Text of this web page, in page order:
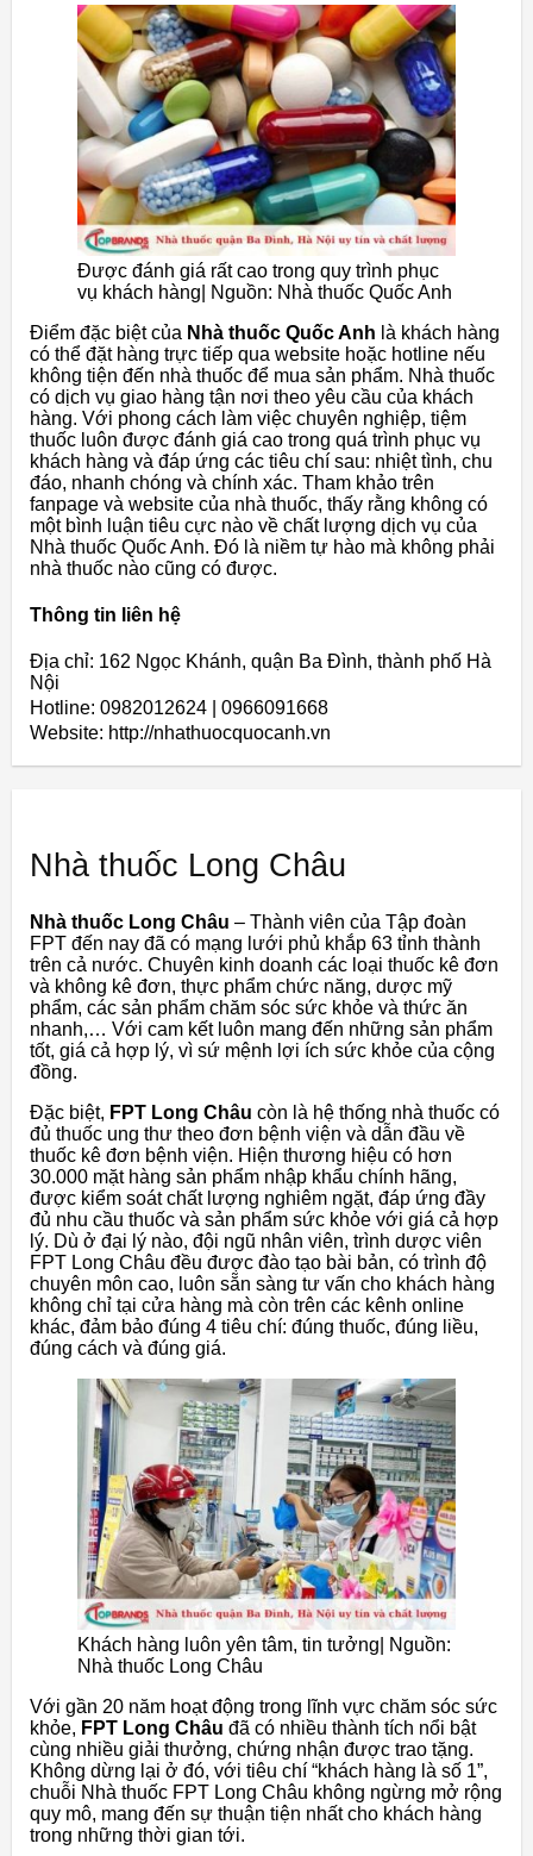
Được đánh giá rất cao trong quy trình phục
vụ khách hàng| Nguồn: Nhà thuốc Quốc Anh
Điểm đặc biệt của Nhà thuốc Quốc Anh là khách hàng
có thể đặt hàng trực tiếp qua website hoặc hotline nếu
không tiện đến nhà thuốc để mua sản phẩm. Nhà thuốc
có dịch vụ giao hàng tận nơi theo yêu cầu của khách
hàng. Với phong cách làm việc chuyên nghiệp, tiệm
thuốc luôn được đánh giá cao trong quá trình phục vụ
khách hàng và đáp ứng các tiêu chí sau: nhiệt tình, chu
đáo, nhanh chóng và chính xác. Tham khảo trên
fanpage và website của nhà thuốc, thấy rằng không có
một bình luận tiêu cực nào về chất lượng dịch vụ của
Nhà thuốc Quốc Anh. Đó là niềm tự hào mà không phải
nhà thuốc nào cũng có được.
Thông tin liên hệ
Địa chỉ: 162 Ngọc Khánh, quận Ba Đình, thành phố Hà
Nội
Hotline: 0982012624 | 0966091668
Website: http://nhathuocquocanh.vn
Nhà thuốc Long Châu
Nhà thuốc Long Châu – Thành viên của Tập đoàn
FPT đến nay đã có mạng lưới phủ khắp 63 tỉnh thành
trên cả nước. Chuyên kinh doanh các loại thuốc kê đơn
và không kê đơn, thực phẩm chức năng, dược mỹ
phẩm, các sản phẩm chăm sóc sức khỏe và thức ăn
nhanh,… Với cam kết luôn mang đến những sản phẩm
tốt, giá cả hợp lý, vì sứ mệnh lợi ích sức khỏe của cộng
đồng.
Đặc biệt, FPT Long Châu còn là hệ thống nhà thuốc có
đủ thuốc ung thư theo đơn bệnh viện và dẫn đầu về
thuốc kê đơn bệnh viện. Hiện thương hiệu có hơn
30.000 mặt hàng sản phẩm nhập khẩu chính hãng,
được kiểm soát chất lượng nghiêm ngặt, đáp ứng đầy
đủ nhu cầu thuốc và sản phẩm sức khỏe với giá cả hợp
lý. Dù ở đại lý nào, đội ngũ nhân viên, trình dược viên
FPT Long Châu đều được đào tạo bài bản, có trình độ
chuyên môn cao, luôn sẵn sàng tư vấn cho khách hàng
không chỉ tại cửa hàng mà còn trên các kênh online
khác, đảm bảo đúng 4 tiêu chí: đúng thuốc, đúng liều,
đúng cách và đúng giá.
Khách hàng luôn yên tâm, tin tưởng| Nguồn:
Nhà thuốc Long Châu
Với gần 20 năm hoạt động trong lĩnh vực chăm sóc sức
khỏe, FPT Long Châu đã có nhiều thành tích nổi bật
cùng nhiều giải thưởng, chứng nhận được trao tặng.
Không dừng lại ở đó, với tiêu chí “khách hàng là số 1”,
chuỗi Nhà thuốc FPT Long Châu không ngừng mở rộng
quy mô, mang đến sự thuận tiện nhất cho khách hàng
trong những thời gian tới.